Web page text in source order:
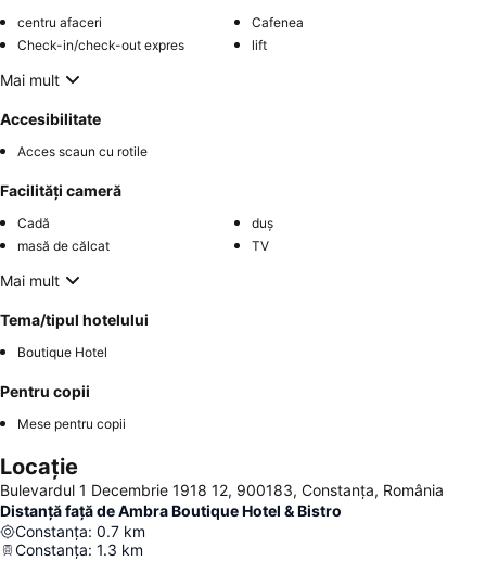
centru afaceri
Cafenea
Check-in/check-out expres
lift
Mai mult
Accesibilitate
Acces scaun cu rotile
Facilități cameră
Cadă
duș
masă de călcat
TV
Mai mult
Tema/tipul hotelului
Boutique Hotel
Pentru copii
Mese pentru copii
Locație
Bulevardul 1 Decembrie 1918 12, 900183, Constanța, România
Distanță față de Ambra Boutique Hotel & Bistro
Constanța: 0.7 km
Constanța: 1.3 km